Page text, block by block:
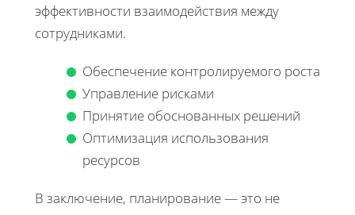
эффективности взаимодействия между
сотрудниками.
Обеспечение контролируемого роста
Управление рисками
Принятие обоснованных решений
Оптимизация использования
ресурсов
В заключение, планирование — это не